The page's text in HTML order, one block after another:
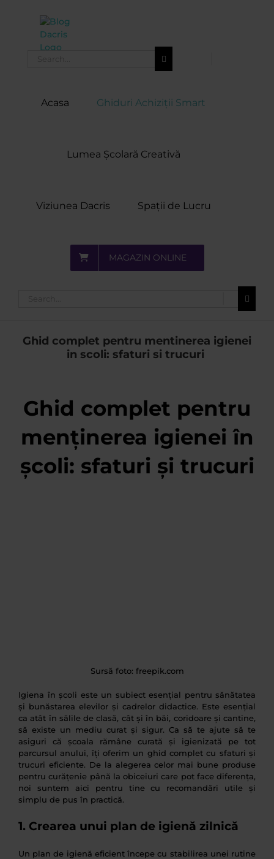
Acasa Ghiduri Achiziții Smart
Lumea Școlară Creativă
Viziunea Dacris Spații de Lucru
MAGAZIN ONLINE
Ghid complet pentru mentinerea igienei
in scoli: sfaturi si trucuri
Ghid complet pentru
menținerea igienei în
școli: sfaturi și trucuri
Sursă foto: freepik.com
Igiena în școli este un subiect esențial pentru sănătatea
și bunăstarea elevilor și cadrelor didactice. Este esențial
ca atât în sălile de clasă, cât și în băi, coridoare și cantine,
să existe un mediu curat și sigur. Ca să te ajute să te
asiguri că școala rămâne curată și igienizată pe tot
parcursul anului, îți oferim un ghid complet cu sfaturi și
trucuri eficiente. De la alegerea celor mai bune produse
pentru curățenie până la obiceiuri care pot face diferența,
noi suntem aici pentru tine cu recomandări utile și
simplu de pus în practică.
1. Crearea unui plan de igienă zilnică
Un plan de igienă eficient începe cu stabilirea unei rutine